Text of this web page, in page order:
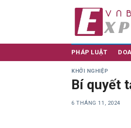
PHÁP LUẬT
KHỞI NGHIỆP
Bí quyết
6 THÁNG 11, 2024